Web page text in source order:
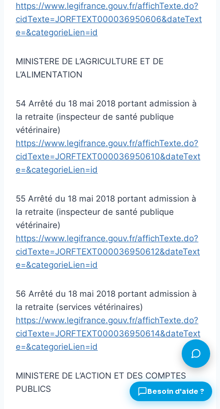
https://www.legifrance.gouv.fr/affichTexte.do?
cidTexte=JORFTEXT000036950606&dateText
e=&categorieLien=id
MINISTERE DE L’AGRICULTURE ET DE
L’ALIMENTATION
54 Arrêté du 18 mai 2018 portant admission à
la retraite (inspecteur de santé publique
vétérinaire)
https://www.legifrance.gouv.fr/affichTexte.do?
cidTexte=JORFTEXT000036950610&dateText
e=&categorieLien=id
55 Arrêté du 18 mai 2018 portant admission à
la retraite (inspecteur de santé publique
vétérinaire)
https://www.legifrance.gouv.fr/affichTexte.do?
cidTexte=JORFTEXT000036950612&dateText
e=&categorieLien=id
56 Arrêté du 18 mai 2018 portant admission à
la retraite (services vétérinaires)
https://www.legifrance.gouv.fr/affichTexte.do?
cidTexte=JORFTEXT000036950614&dateText
e=&categorieLien=id
MINISTERE DE L’ACTION ET DES COMPTES
PUBLICS